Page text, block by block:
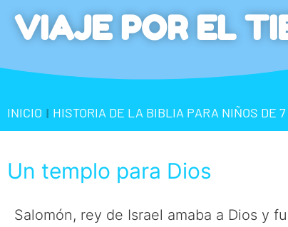
VIAJE POR EL
INICIO | HISTORIA DE LA BIBLIA PARA NIÑOS DE
Un templo para Dios
Salomón, rey de Israel amaba a Dios y